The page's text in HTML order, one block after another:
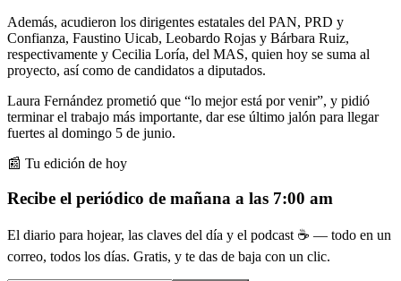
Además, acudieron los dirigentes estatales del PAN, PRD y
Confianza, Faustino Uicab, Leobardo Rojas y Bárbara Ruiz,
respectivamente y Cecilia Loría, del MAS, quien hoy se suma al
proyecto, así como de candidatos a diputados.
Laura Fernández prometió que “lo mejor está por venir”, y pidió
terminar el trabajo más importante, dar ese último jalón para llegar
fuertes al domingo 5 de junio.
📰 Tu edición de hoy
Recibe el periódico de mañana a las 7:00 am
El diario para hojear, las claves del día y el podcast ☕ — todo en un
correo, todos los días. Gratis, y te das de baja con un clic.